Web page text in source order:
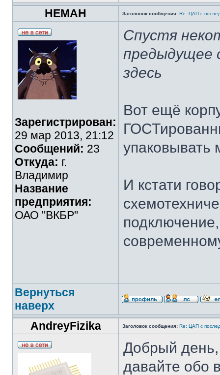
HEMAH
Заголовок сообщения: Re: ЦАП с
Зарегистрирован:
29 мар 2013, 21:12
Сообщений: 23
Откуда: г.
Владимир
Название
предприятия:
ОАО "ВКБР"
Спустя
предыдущее
здесь
Вот ещё
упаковывать
И кстати
Вернуться
наверх
AndreyFizika
Заголовок сообщения: Re: ЦАП с
Добрый день,
давайте обо